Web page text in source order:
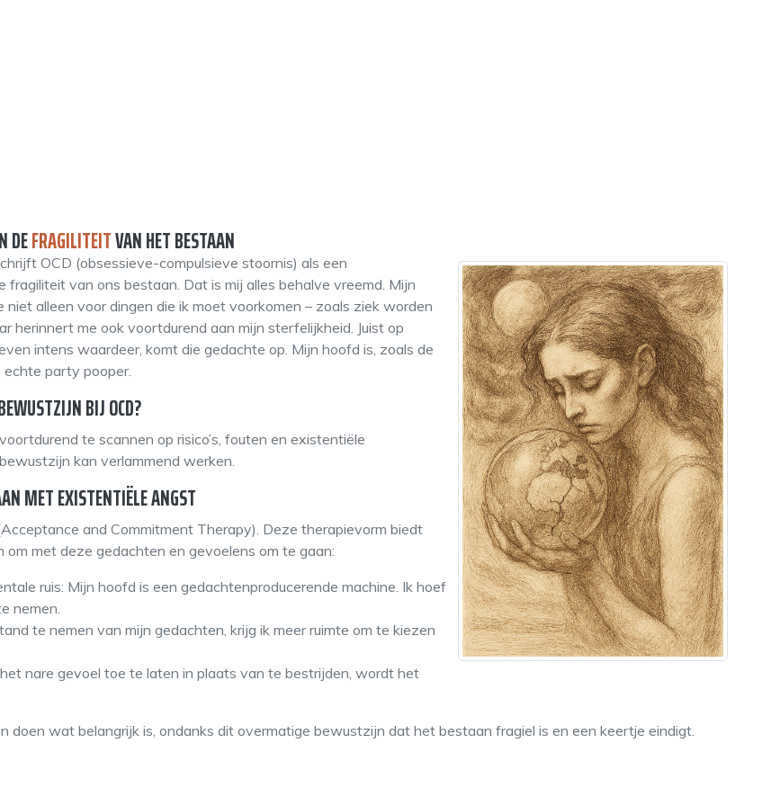
DEFRAGILITEITVAN HET BESTAAN
OCD (obsessieve-compulsieve stoornis) als een
fragiliteit van ons bestaan. Dat is mij alles behalve vreemd. Mijn
alleen voor dingen die ik moet voorkomen – zoals ziek worden
herinnert me ook voortdurend aan mijn sterfelijkheid. Juist op
intens waardeer, komt die gedachte op. Mijn hoofd is, zoals de
echte party pooper.
BIJ OCD?
te scannen op risico’s, fouten en existentiële
kan verlammend werken.
MET EXISTENTIËLE ANGST
and Commitment Therapy). Deze therapievorm biedt
met deze gedachten en gevoelens om te gaan:
ruis: Mijn hoofd is een gedachtenproducerende machine. Ik hoef
nemen.
te nemen van mijn gedachten, krijg ik meer ruimte om te kiezen
nare gevoel toe te laten in plaats van te bestrijden, wordt het
doen wat belangrijk is, ondanks dit overmatige bewustzijn dat het bestaan fragiel is en een keertje eindigt.